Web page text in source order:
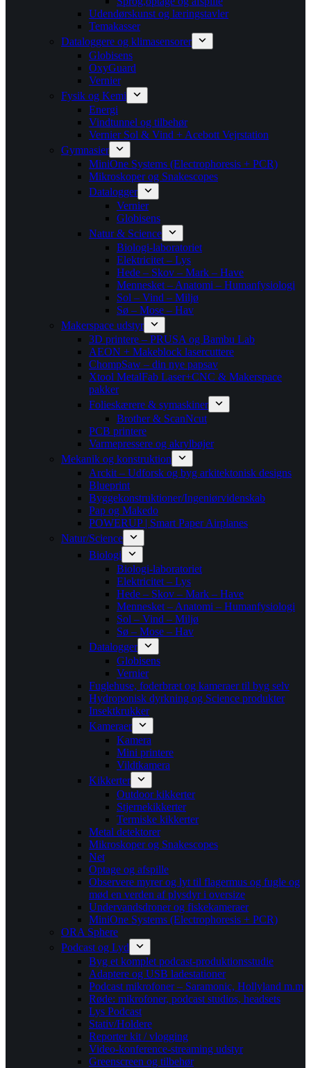
Udendørskunst og læringstavler
Temakasser
Dataloggere og klimasensorer
Globisens
OxyGuard
Vernier
Fysik og Kemi
Energi
Vindtunnel og tilbehør
Vernier Sol & Vind + Acebott Vejrstation
Gymnasier
MiniOne Systems (Electrophoresis + PCR)
Mikroskoper og Snakescopes
Datalogger
Vernier
Globisens
Natur & Science
Biologi-laboratoriet
Elektricitet – Lys
Hede – Skov – Mark – Have
Mennesket – Anatomi – Humanfysiologi
Sol – Vind – Miljø
Sø – Mose – Hav
Makerspace udstyr
3D printere – PRUSA og Bambu Lab
AEON + Makeblock lasercuttere
ChompSaw – din nye papsav
Xtool MetalFab Laser+CNC & Makerspace
pakker
Folieskærere & symaskiner
Brother & ScanNcut
PCB printere
Varmepressere og akrylbøjer
Mekanik og konstruktion
Arckit – Udforsk og byg arkitektonisk designs
Blueprint
Byggekonstruktioner/Ingeniørvidenskab
Pap og Makedo
POWERUP | Smart Paper Airplanes
Natur/Science
Biologi
Biologi-laboratoriet
Elektricitet – Lys
Hede – Skov – Mark – Have
Mennesket – Anatomi – Humanfysiologi
Sol – Vind – Miljø
Sø – Mose – Hav
Datalogger
Globisens
Vernier
Fuglehuse, foderbræt og kameraer til byg selv
Hydroponisk dyrkning og Science produkter
Insektkrukker
Kameraer
Kamera
Mini printere
Vildtkamera
Kikkerter
Outdoor kikkerter
Stjernekikkerter
Termiske kikkerter
Metal detektorer
Mikroskoper og Snakescopes
Net
Optage og afspille
Observere myrer og lyt til flagermus og fugle og
mød en verden af plysdyr i oversize
Undervandsdroner og fiskekameraer
MiniOne Systems (Electrophoresis + PCR)
ORA Sphere
Podcast og Lyd
Byg et komplet podcast-produktionsstudie
Adaptere og USB ladestationer
Podcast mikrofoner – Saramonic, Hollyland m.m
Røde: mikrofoner, podcast studios, headsets
Lys Podcast
Stativ/Holdere
Reporter kit / vlogging
Video-konference-streaming udstyr
Greenscreen og tilbehør